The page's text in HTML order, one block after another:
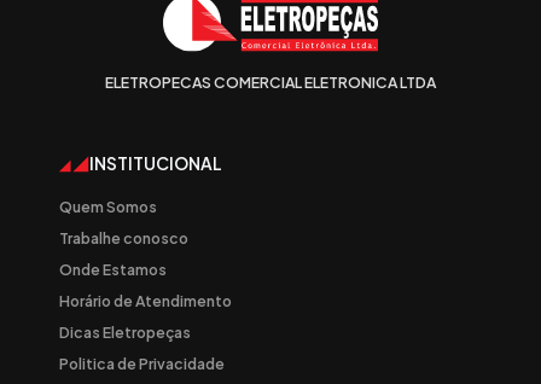
ELETROPECAS COMERCIAL ELETRONICA LTDA
INSTITUCIONAL
Quem Somos
Trabalhe conosco
Onde Estamos
Horário de Atendimento
Dicas Eletropeças
Politica de Privacidade